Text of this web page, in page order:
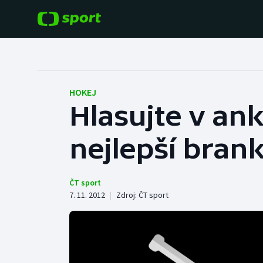
Hokej
Tenis
Cyklistika
Baseball a softbal
Basketbal
Boby a skeleton
HOKEJ
Hlasujte v
nejlepší
ČT sport
7. 11. 2012 | Zdroj: ČT sport